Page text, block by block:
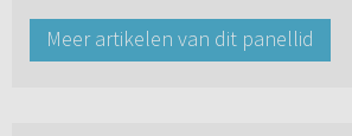
Meer artikelen van dit panellid